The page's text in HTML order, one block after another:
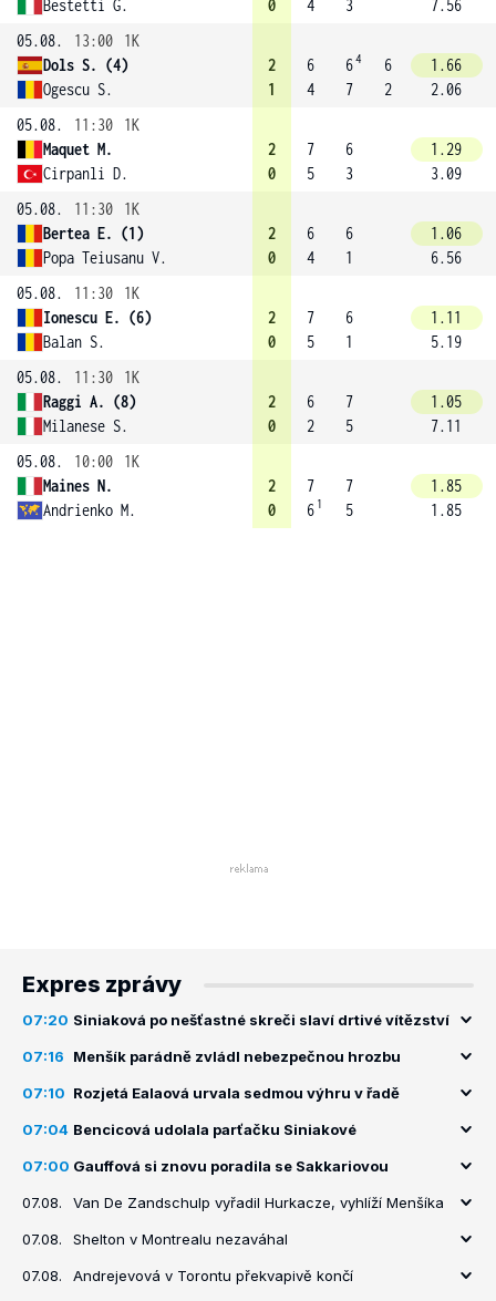
Bestetti G. 0 4 3
7.56
05.08.
13:00
1K
Dols S. (4)
Ogescu S.
2
1
6
4
64
7
6
2
1.66
2.06
05.08.
11:30
1K
Maquet M.
Cirpanli D.
2
0
7
5
6
3
1.29
3.09
05.08.
11:30
1K
Bertea E. (1)
Popa Teiusanu V.
2
0
6
4
6
1
1.06
6.56
05.08.
11:30
1K
Ionescu E. (6)
Balan S.
2
0
7
5
6
1
1.11
5.19
05.08.
11:30
1K
Raggi A. (8)
Milanese S.
2
0
6
2
7
5
1.05
7.11
05.08.
10:00
1K
Maines N.
Andrienko M.
2
0
7
6 1
7
5
1.85
1.85
Expres zprávy
07:20 Siniaková po nešťastné skreči slaví drtivé vítězství
07:16 Menšík parádně zvládl nebezpečnou hrozbu
07:10 Rozjetá Ealaová urvala sedmou výhru v řadě
07:04 Bencicová udolala parťačku Siniakové
07:00 Gauffová si znovu poradila se Sakkariovou
07.08. Van De Zandschulp vyřadil Hurkacze, vyhlíží Menšíka
07.08. Shelton v Montrealu nezaváhal
07.08. Andrejevová v Torontu překvapivě končí